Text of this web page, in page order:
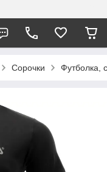
Сорочки Футболка,